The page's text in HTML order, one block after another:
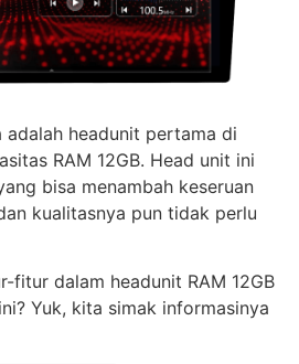
headunit pertama di
RAM 12GB. Head unit ini
bisa menambah keseruan
kualitasnya pun tidak perlu
fitur dalam headunit RAM 12GB
Yuk, kita simak informasinya